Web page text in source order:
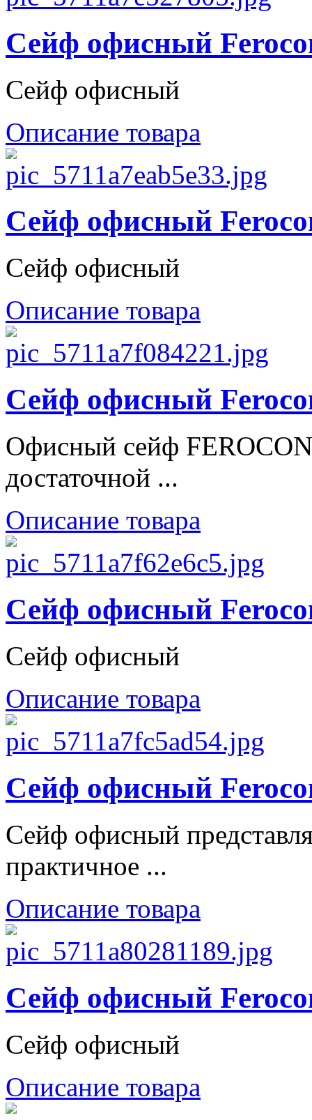
Сейф офисный
Сейф офисный
Описание товара
Сейф офисный
Сейф офисный
Описание товара
Сейф офисный
Офисный сейф
достаточной ...
Описание товара
Сейф офисный
Сейф офисный
Описание товара
Сейф офисный
Сейф офисный
практичное ...
Описание товара
Сейф офисный
Сейф офисный
Описание товара